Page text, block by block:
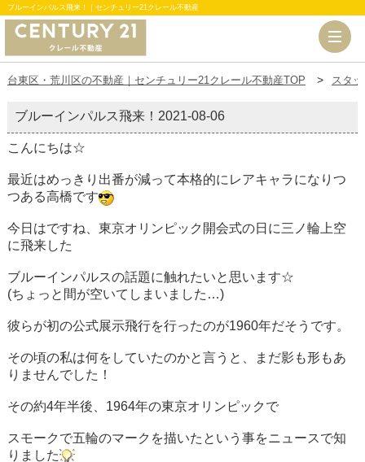
ブルーインパルス飛来！｜センチュリー21クレール不動産
台東区・荒川区の不動産｜センチュリー21クレール不動産TOP スタ
ブルーインパルス飛来！ 2021-08-06
こんにちは☆
最近はめっきり出番が減って本格的にレアキャラになりつ
つある高橋です
今日はですね、東京オリンピック開会式の日に三ノ輪上空
に飛来した
ブルーインパルスの話題に触れたいと思います☆
(ちょっと間が空いてしまいました…)
彼らが初の公式展示飛行を行ったのが1960年だそうです。
その頃の私は何をしていたのかと言うと、まだ影も形もあ
りませんでした！
その約4年半後、1964年の東京オリンピックで
スモークで五輪のマークを描いたという事をニュースで知
りました